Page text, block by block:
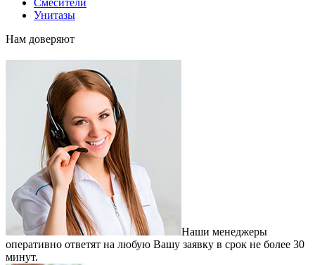
Смесители
Унитазы
Нам доверяют
Наши менеджеры
оперативно ответят на любую Вашу заявку в срок не более 30
минут.